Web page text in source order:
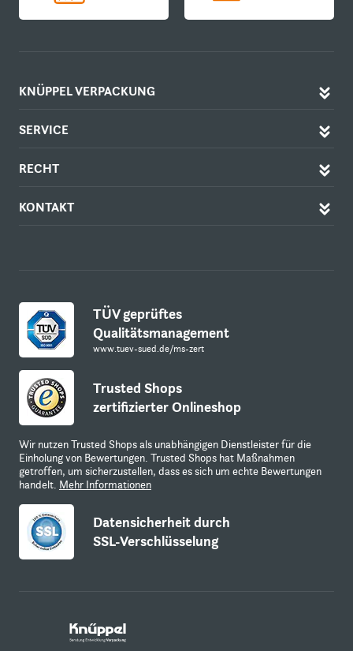
KNÜPPEL VERPACKUNG
SERVICE
RECHT
KONTAKT
TÜV geprüftes
Qualitätsmanagement
www.tuev-sued.de/ms-zert
Trusted Shops
zertifizierter Onlineshop
Wir nutzen Trusted Shops als unabhängigen Dienstleister für die
Einholung von Bewertungen. Trusted Shops hat Maßnahmen
getroffen, um sicherzustellen, dass es sich um echte Bewertungen
handelt. Mehr Informationen
Datensicherheit durch
SSL-Verschlüsselung